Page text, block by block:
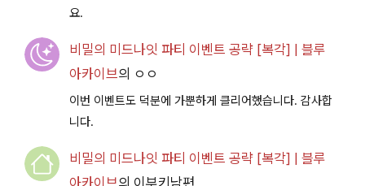
요.
비밀의 미드나잇 파티 이벤트 공략 [복각] | 블루
아카이브의 ㅇㅇ
이번 이벤트도 덕분에 가뿐하게 클리어했습니다. 감사합
니다.
비밀의 미드나잇 파티 이벤트 공략 [복각] | 블루